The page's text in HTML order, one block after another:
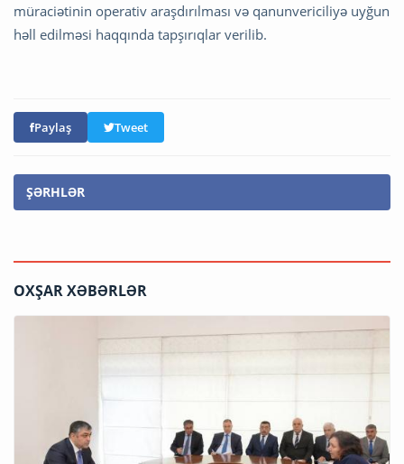
müraciətinin operativ araşdırılması və qanunvericiliyə uyğun
həll edilməsi haqqında tapşırıqlar verilib.
Paylaş Tweet
ŞƏRHLƏR
OXŞAR XƏBƏRLƏR